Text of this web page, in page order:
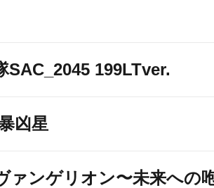
SAC_2045 199LTver.
凶星
ァンゲリオン〜未来への